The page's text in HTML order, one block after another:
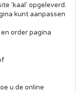
'kaal' opgeleverd.
kunt aanpassen
order pagina
u de online